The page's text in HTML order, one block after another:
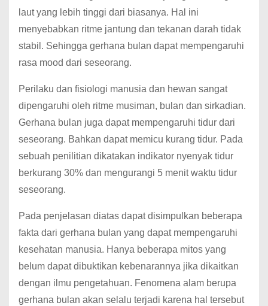
laut yang lebih tinggi dari biasanya. Hal ini
menyebabkan ritme jantung dan tekanan darah tidak
stabil. Sehingga gerhana bulan dapat mempengaruhi
rasa mood dari seseorang.
Perilaku dan fisiologi manusia dan hewan sangat
dipengaruhi oleh ritme musiman, bulan dan sirkadian.
Gerhana bulan juga dapat mempengaruhi tidur dari
seseorang. Bahkan dapat memicu kurang tidur. Pada
sebuah penilitian dikatakan indikator nyenyak tidur
berkurang 30% dan mengurangi 5 menit waktu tidur
seseorang.
Pada penjelasan diatas dapat disimpulkan beberapa
fakta dari gerhana bulan yang dapat mempengaruhi
kesehatan manusia. Hanya beberapa mitos yang
belum dapat dibuktikan kebenarannya jika dikaitkan
dengan ilmu pengetahuan. Fenomena alam berupa
gerhana bulan akan selalu terjadi karena hal tersebut